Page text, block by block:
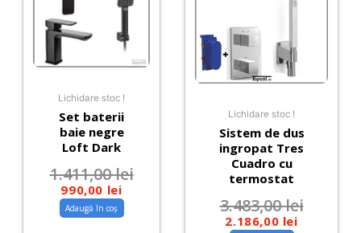
Lichidare stoc !
Set baterii
baie negre
Loft Dark
1.411,00lei
990,00 lei
Adaugă în coș
Lichidare stoc !
Sistem de dus
ingropat Tres
Cuadro cu
termostat
3.483,00lei
2.186,00 lei